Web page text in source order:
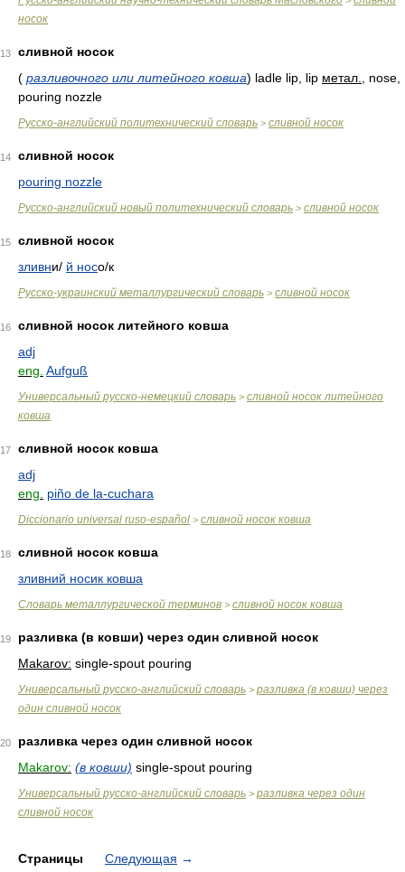
носок
13
сливной носок
( разливочного или литейного ковша) ladle lip, lip метал.
, nose,
pouring nozzle
Русско-английский политехнический словарь > сливной носок
14
сливной носок
pouring nozzle
Русско-английский новый политехнический словарь > сливной носок
15
сливной носок
зливни/ й носо/к
Русско-украинский металлургический словарь > сливной носок
16
сливной носок литейного ковша
adj
eng. Aufguß
Универсальный русско-немецкий словарь > сливной носок литейного
ковша
17
сливной носок ковша
adj
eng.
piño de la-cuchara
Diccionario universal ruso-español > сливной носок ковша
18
сливной носок ковша
зливний носик ковша
Словарь металлургической терминов > сливной носок ковша
19
разливка (в ковши) через один сливной носок
Makarov: single-spout pouring
Универсальный русско-английский словарь > разливка (в ковши) через
один сливной носок
20
разливка через один сливной носок
Makarov: (в ковши) single-spout pouring
Универсальный русско-английский словарь > разливка через один
сливной носок
Страницы Следующая →